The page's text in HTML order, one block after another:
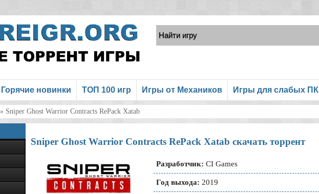
Горячие новинки ТОП 100 игр Игры от Механиков Игры для слабых ПК
» Sniper Ghost Warrior Contracts RePack Xatab
Sniper Ghost Warrior Contracts RePack Xatab скачать торрент
Разработчик: CI Games
Год выхода: 2019